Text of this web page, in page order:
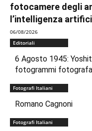
fotocamere degli
l’intelligenza
06/08/2026
Editoriali
6 Agosto 1945:
fotogrammi
Fotografi Italiani
Romano Cagnoni
Fotografi Italiani